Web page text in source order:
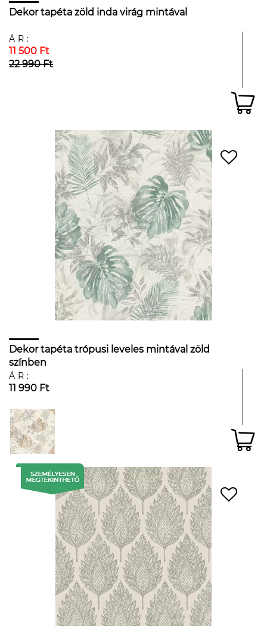
Dekor tapéta zöld inda virág mintával
ÁR:
11 500 Ft
22 990 Ft
Dekor tapéta trópusi leveles mintával zöld
színben
ÁR:
11 990 Ft